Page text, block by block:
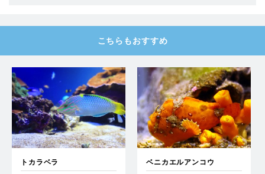
こちらもおすすめ
トカラベラ ベニカエルアンコウ